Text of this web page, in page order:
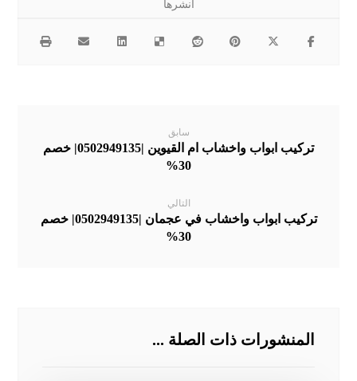
سابق
تركيب ابواب واخشاب ام القيوين |0502949135| خصم
30%
التالي
تركيب ابواب واخشاب في عجمان |0502949135| خصم
30%
المنشورات ذات الصلة ...